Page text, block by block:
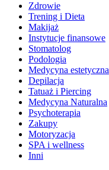
Zdrowie
Trening i Dieta
Makijaż
Instytucje finansowe
Stomatolog
Podologia
Medycyna estetyczna
Depilacja
Tatuaż i Piercing
Medycyna Naturalna
Psychoterapia
Zakupy
Motoryzacja
SPA i wellness
Inni